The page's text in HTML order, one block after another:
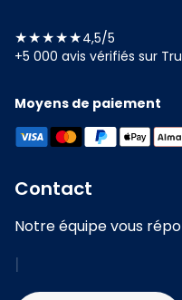
★★★★★4,5/5
+5 000 avis vérifiés sur
Moyens de paiement
Contact
Notre équipe vous
|